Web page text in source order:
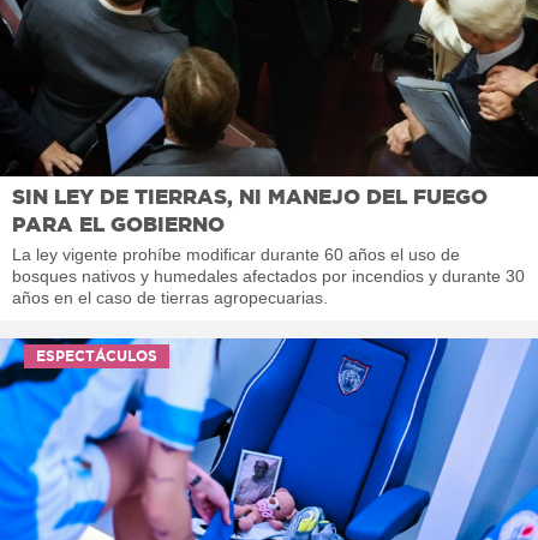
SIN LEY DE TIERRAS, NI MANEJO DEL FUEGO
PARA EL GOBIERNO
La ley vigente prohíbe modificar durante 60 años el uso de
bosques nativos y humedales afectados por incendios y durante 30
años en el caso de tierras agropecuarias.
ESPECTÁCULOS